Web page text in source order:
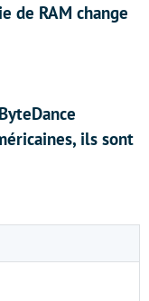
de RAM change
ils sont